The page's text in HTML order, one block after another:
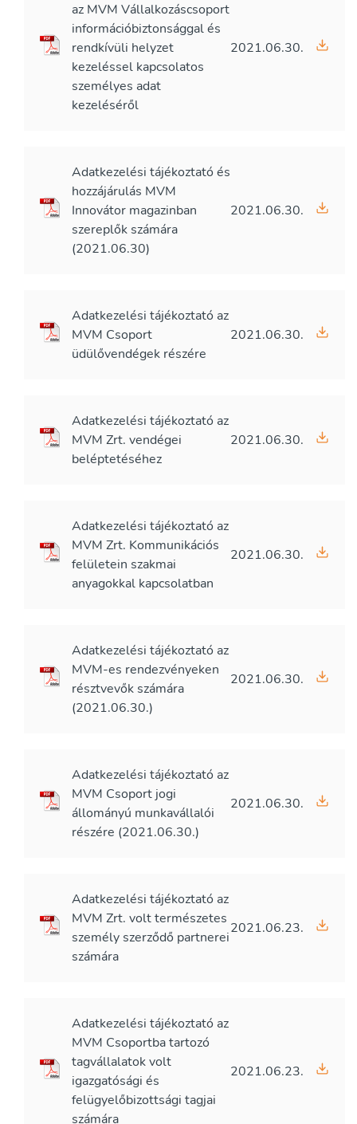
az MVM Vállalkozáscsoport
információbiztonsággal és
rendkívüli helyzet
kezeléssel kapcsolatos
személyes adat
kezeléséről
2021.06.30.
Adatkezelési tájékoztató és
hozzájárulás MVM
Innovátor magazinban
szereplők számára
(2021.06.30)
2021.06.30.
Adatkezelési tájékoztató az
MVM Csoport
üdülővendégek részére
2021.06.30.
Adatkezelési tájékoztató az
MVM Zrt. vendégei
beléptetéséhez
2021.06.30.
Adatkezelési tájékoztató az
MVM Zrt. Kommunikációs
felületein szakmai
anyagokkal kapcsolatban
2021.06.30.
Adatkezelési tájékoztató az
MVM-es rendezvényeken
résztvevők számára
(2021.06.30.)
2021.06.30.
Adatkezelési tájékoztató az
MVM Csoport jogi
állományú munkavállalói
részére (2021.06.30.)
2021.06.30.
Adatkezelési tájékoztató az
MVM Zrt. volt természetes
személy szerződő partnerei
számára
2021.06.23.
Adatkezelési tájékoztató az
MVM Csoportba tartozó
tagvállalatok volt
igazgatósági és
felügyelőbizottsági tagjai
számára
2021.06.23.